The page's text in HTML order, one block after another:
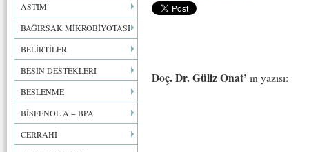
ASTIM
BAĞIRSAK MİKROBİYOTASI
BELİRTİLER
BESİN DESTEKLERİ
BESLENME
BİSFENOL A = BPA
CERRAHİ
Doç. Dr. Güliz Onat’ ın yazısı: